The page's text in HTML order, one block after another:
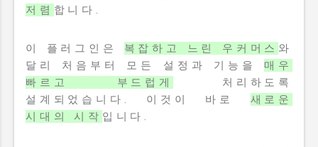
저렴 합니다.
이 플러그인은 복잡하고 느린 우커머스 와
달리 처음부터 모든 설정과 기능을 매우
빠르고 부드럽게
처리하도록
설계되었습니다. 이것이 바로 새로운
시대의 시작 입니다.